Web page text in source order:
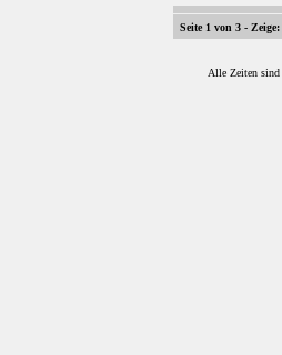
Seite 1 von 3 - Zeige:
Alle Zeiten sind